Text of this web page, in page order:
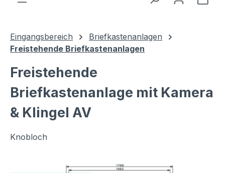
Eingangsbereich
Briefkastenanlagen
Freistehende Briefkastenanlagen
Freistehende
Briefkastenanlage mit Kamera
& Klingel AV
Knobloch